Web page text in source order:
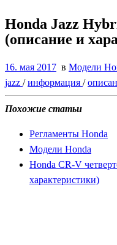
Honda Jazz
(описание и
16. мая 2017 в Модели
jazz /информация /
Похожие статьи
Регламенты Honda
Модели Honda
Honda CR-V
характеристики)